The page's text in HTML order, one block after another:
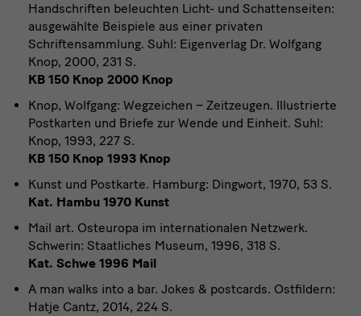
Handschriften beleuchten Licht- und Schattenseiten:
ausgewählte Beispiele aus einer privaten
Schriftensammlung. Suhl: Eigenverlag Dr. Wolfgang
Knop, 2000, 231 S.
KB 150 Knop 2000 Knop
Knop, Wolfgang: Wegzeichen – Zeitzeugen. Illustrierte
Postkarten und Briefe zur Wende und Einheit. Suhl:
Knop, 1993, 227 S.
KB 150 Knop 1993 Knop
Kunst und Postkarte. Hamburg: Dingwort, 1970, 53 S.
Kat. Hambu 1970 Kunst
Mail art. Osteuropa im internationalen Netzwerk.
Schwerin: Staatliches Museum, 1996, 318 S.
Kat. Schwe 1996 Mail
A man walks into a bar. Jokes & postcards. Ostfildern:
Hatje Cantz, 2014, 224 S.